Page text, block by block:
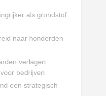
als grondstof
naar honderden
verlagen
bedrijven
een strategisch